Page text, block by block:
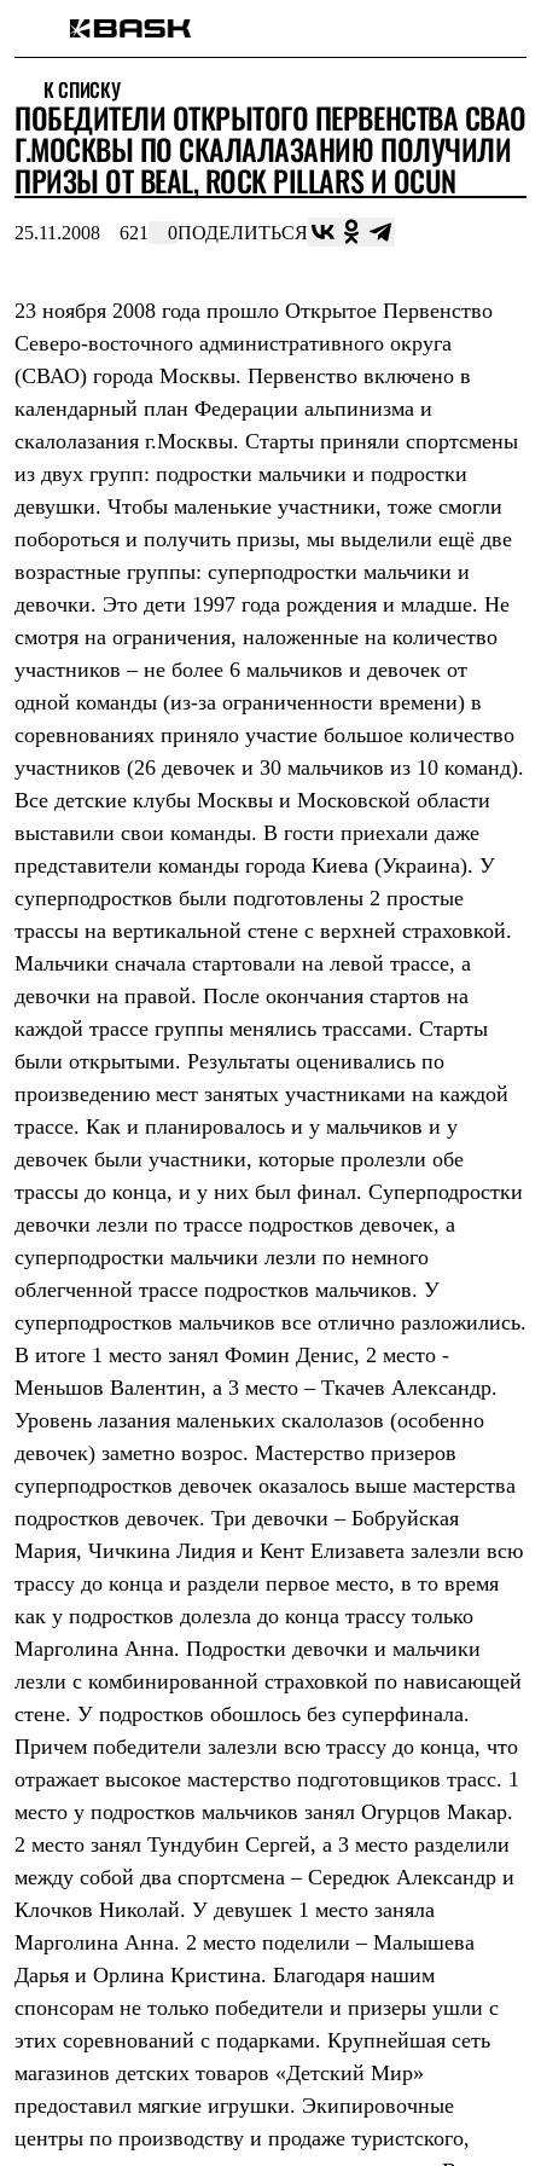
Интернет-магазин
Мужская одежда
Утепленная пухом
Куртки
Брюки
Комбинезоны
Штормовая одежда
Куртки
Брюки
Софтшелл одежда
Куртки
Брюки
Куртки
Брюки
Жилеты
Термобелье
Теплое термобелье
Среднее термобелье
Легкое термобелье
Лёгкая одежда
Футболки
Рубашки
Толстовки
Брюки
Женская одежда
Утепленная пухом
Куртки
Жилеты
Утепленная синтетикой
Брюки
Штормовая одежда
Софтшелл одежда
Куртки
Брюки
Лёгкая одежда
Рубашки
Футболки
Брюки
Термобелье
Среднее термобелье
Легкое термобелье
Флисовая одежда
Брюки
Детская одежда
Утепленная пухом
Комбинезоны
Куртки
Брюки
Утепленная синтетикой
Комбинезоны
Куртки
Лёгкая одежда
Футболки
Брюки
Софтшелл одежда
Куртки
Куртки
Брюки
Комбинезоны
Термобелье
Комплект термобелья
Палатки и тенты
Палатки
Аксессуары для палаток
Рюкзаки
Легкоходные
Альпинистские
Городские
Аксессуары для рюкзаков
Спальные мешки
Пуховые
К СПИСКУ
ПОБЕДИТЕЛИ ОТКРЫТОГО ПЕРВЕНСТВА СВАО
Г.МОСКВЫ ПО СКАЛАЛАЗАНИЮ ПОЛУЧИЛИ
ПРИЗЫ ОТ BEAL, ROCK PILLARS И OCUN
25.11.2008 621 0ПОДЕЛИТЬСЯ
23 ноября 2008 года прошло Открытое Первенство
Северо-восточного административного округа
(СВАО) города Москвы. Первенство включено в
календарный план Федерации альпинизма и
скалолазания г.Москвы. Старты приняли спортсмены
из двух групп: подростки мальчики и подростки
девушки. Чтобы маленькие участники, тоже смогли
побороться и получить призы, мы выделили ещё две
возрастные группы: суперподростки мальчики и
девочки. Это дети 1997 года рождения и младше. Не
смотря на ограничения, наложенные на количество
участников – не более 6 мальчиков и девочек от
одной команды (из-за ограниченности времени) в
соревнованиях приняло участие большое количество
участников (26 девочек и 30 мальчиков из 10 команд).
Все детские клубы Москвы и Московской области
выставили свои команды. В гости приехали даже
представители команды города Киева (Украина). У
суперподростков были подготовлены 2 простые
трассы на вертикальной стене с верхней страховкой.
Мальчики сначала стартовали на левой трассе, а
девочки на правой. После окончания стартов на
каждой трассе группы менялись трассами. Старты
были открытыми. Результаты оценивались по
произведению мест занятых участниками на каждой
трассе. Как и планировалось и у мальчиков и у
девочек были участники, которые пролезли обе
трассы до конца, и у них был финал. Суперподростки
девочки лезли по трассе подростков девочек, а
суперподростки мальчики лезли по немного
облегченной трассе подростков мальчиков. У
суперподростков мальчиков все отлично разложились.
В итоге 1 место занял Фомин Денис, 2 место -
Меньшов Валентин, а 3 место – Ткачев Александр.
Уровень лазания маленьких скалолазов (особенно
девочек) заметно возрос. Мастерство призеров
суперподростков девочек оказалось выше мастерства
подростков девочек. Три девочки – Бобруйская
Мария, Чичкина Лидия и Кент Елизавета залезли всю
трассу до конца и раздели первое место, в то время
как у подростков долезла до конца трассу только
Марголина Анна. Подростки девочки и мальчики
лезли с комбинированной страховкой по нависающей
стене. У подростков обошлось без суперфинала.
Причем победители залезли всю трассу до конца, что
отражает высокое мастерство подготовщиков трасс. 1
место у подростков мальчиков занял Огурцов Макар.
2 место занял Тундубин Сергей, а 3 место разделили
между собой два спортсмена – Середюк Александр и
Клочков Николай. У девушек 1 место заняла
Марголина Анна. 2 место поделили – Малышева
Дарья и Орлина Кристина. Благодаря нашим
спонсорам не только победители и призеры ушли с
этих соревнований с подарками. Крупнейшая сеть
магазинов детских товаров «Детский Мир»
предоставил мягкие игрушки. Экипировочные
центры по производству и продаже туристского,